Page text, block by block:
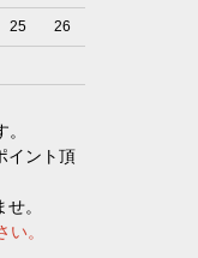
25 26
イント頂
。
。